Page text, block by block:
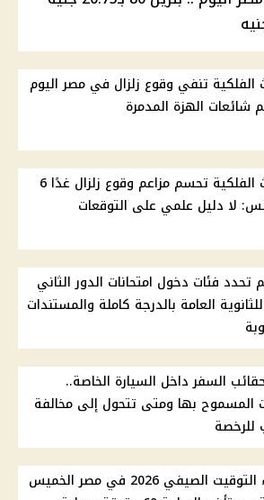
الفلكية تنفي وقوع زلزال في مصر اليوم
شائعات الهزة المدمرة
البحوث الفلكية تحسم مزاعم وقوع زلزال غدًا 6
لا دليل علمي على التوقعات
تحدد فئات دخول امتحانات الدور الثاني
2026 للثانوية العامة بالدرجة كاملة والمستندات
السفر داخل السيارة الخاصة..
المسموح بها ومتى تتحول إلى مخالفة
انتهاء التوقيت الصيفي 2026 في مصر الخميس